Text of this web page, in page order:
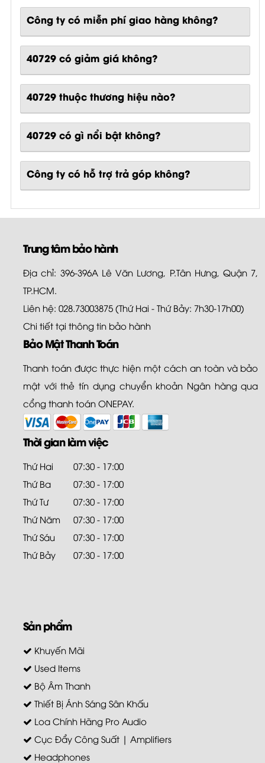
Công ty có miễn phí giao hàng không?
40729 có giảm giá không?
40729 thuộc thương hiệu nào?
40729có gì nổi bật không?
Công ty có hỗ trợ trả góp không?
Trung tâm bảo hành
Địa chỉ: 396-396A Lê Văn Lương, P.Tân Hưng, Quận 7,
TP.HCM.
Liên hệ: 028.73003875 (Thứ Hai - Thứ Bảy: 7h30-17h00)
Chi tiết tại thông tin bảo hành
Bảo Mật Thanh Toán
Thanh toán được thực hiện một cách an toàn và bảo
mật với thẻ tín dụng chuyển khoản Ngân hàng qua
cổng thanh toán ONEPAY.
Thời gian làm việc
Thứ Hai
07:30 - 17:00
Thứ Ba
07:30 - 17:00
Thứ Tư
07:30 - 17:00
Thứ Năm
07:30 - 17:00
Thứ Sáu
07:30 - 17:00
Thứ Bảy
07:30 - 17:00
Sản phẩm
Khuyến Mãi
Used Items
Bộ Âm Thanh
Thiết Bị Ánh Sáng Sân Khấu
Loa Chính Hãng Pro Audio
Cục Đẩy Công Suất | Amplifiers
Headphones